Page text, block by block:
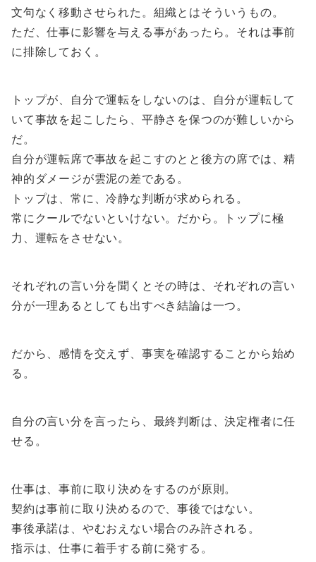
文句なく移動させられた。組織とはそういうもの。
ただ、仕事に影響を与える事があったら。それは事前
に排除しておく。
トップが、自分で運転をしないのは、自分が運転して
いて事故を起こしたら、平静さを保つのが難しいから
だ。
自分が運転席で事故を起こすのとと後方の席では、精
神的ダメージが雲泥の差である。
トップは、常に、冷静な判断が求められる。
常にクールでないといけない。だから。トップに極
力、運転をさせない。
それぞれの言い分を聞くとその時は、それぞれの言い
分が一理あるとしても出すべき結論は一つ。
だから、感情を交えず、事実を確認することから始め
る。
自分の言い分を言ったら、最終判断は、決定権者に任
せる。
仕事は、事前に取り決めをするのが原則。
契約は事前に取り決めるので、事後ではない。
事後承諾は、やむおえない場合のみ許される。
指示は、仕事に着手する前に発する。